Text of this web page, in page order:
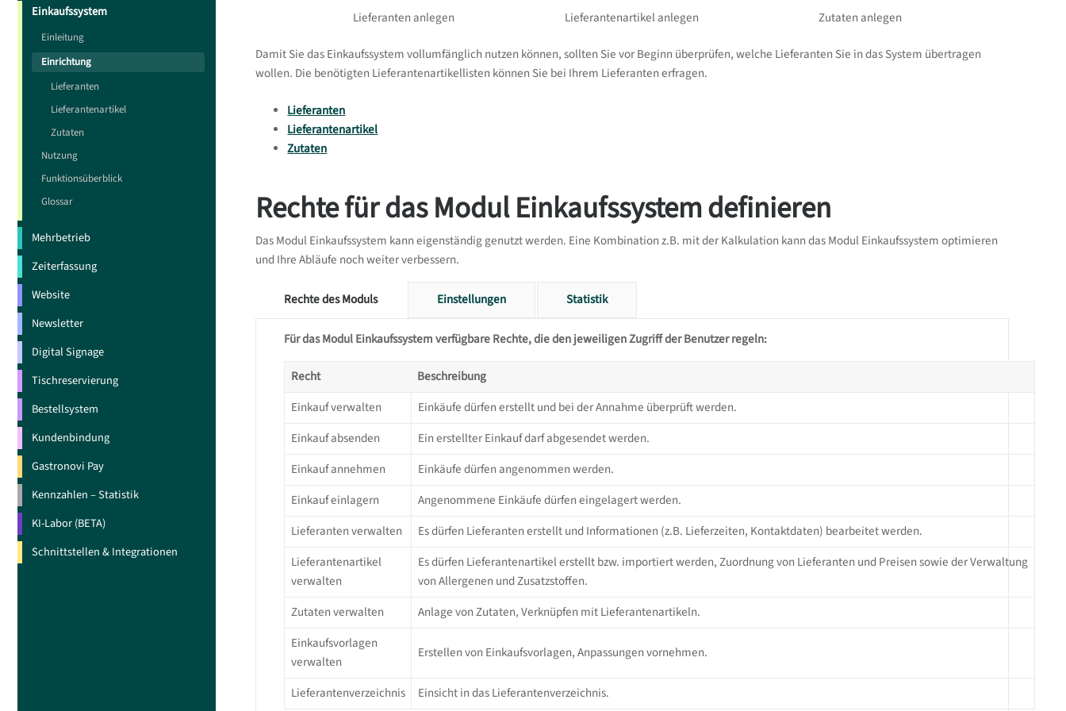
Einkaufssystem
Einleitung
Einrichtung
Lieferanten
Lieferantenartikel
Zutaten
Nutzung
Funktionsüberblick
Glossar
Mehrbetrieb
Zeiterfassung
Website
Newsletter
Digital Signage
Tischreservierung
Bestellsystem
Kundenbindung
Gastronovi Pay
Kennzahlen – Statistik
KI-Labor (BETA)
Schnittstellen & Integrationen
Lieferanten anlegen Lieferantenartikel anlegen Zutaten anlegen
Damit Sie das Einkaufssystem vollumfänglich nutzen können, sollten Sie vor Beginn überprüfen, welche Lieferanten Sie in das System übertragen
wollen. Die benötigten Lieferantenartikellisten können Sie bei Ihrem Lieferanten erfragen.
Lieferanten
Lieferantenartikel
Zutaten
Rechte für das Modul Einkaufssystem definieren
Das Modul Einkaufssystem kann eigenständig genutzt werden. Eine Kombination z.B. mit der Kalkulation kann das Modul Einkaufssystem optimieren
und Ihre Abläufe noch weiter verbessern.
Rechte des Moduls Einstellungen Statistik
Für das Modul Einkaufssystem verfügbare Rechte, die den jeweiligen Zugriff der Benutzer regeln:
Recht
Beschreibung
Einkauf verwalten
Einkäufe dürfen erstellt und bei der Annahme überprüft werden.
Einkauf absenden
Ein erstellter Einkauf darf abgesendet werden.
Einkauf annehmen
Einkäufe dürfen angenommen werden.
Einkauf einlagern
Angenommene Einkäufe dürfen eingelagert werden.
Lieferanten verwalten
Es dürfen Lieferanten erstellt und Informationen (z.B. Lieferzeiten, Kontaktdaten) bearbeitet werden.
Lieferantenartikel
verwalten
Es dürfen Lieferantenartikel erstellt bzw. importiert werden, Zuordnung von Lieferanten und Preisen sowie der Verwaltung
von Allergenen und Zusatzstoffen.
Zutaten verwalten
Anlage von Zutaten, Verknüpfen mit Lieferantenartikeln.
Einkaufsvorlagen
verwalten
Erstellen von Einkaufsvorlagen, Anpassungen vornehmen.
Lieferantenverzeichnis Einsicht in das Lieferantenverzeichnis.